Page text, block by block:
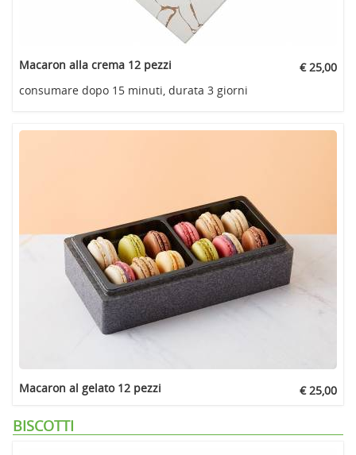
Macaron alla crema 12 pezzi
€ 25,00
consumare dopo 15 minuti, durata 3 giorni
Macaron al gelato 12 pezzi € 25,00
BISCOTTI